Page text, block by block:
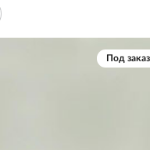
Под заказ